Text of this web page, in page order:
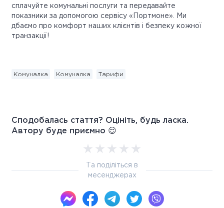
сплачуйте комунальні послуги та передавайте
показники за допомогою сервісу «Портмоне». Ми
дбаємо про комфорт наших клієнтів і безпеку кожної
транзакції!
Комуналка Комуналка Тарифи
Сподобалась стаття? Оцініть, будь ласка.
Автору буде приємно 😌
Та поділіться в
месенджерах